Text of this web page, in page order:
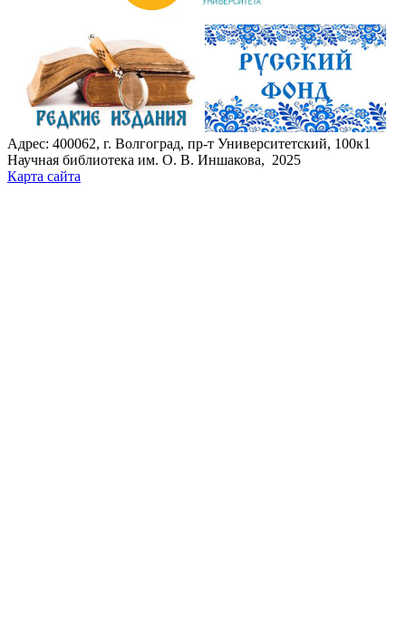
Адрес: 400062, г. Волгоград, пр-т Университетский, 100к1
Научная библиотека им. О. В. Иншакова, 2025
Карта сайта